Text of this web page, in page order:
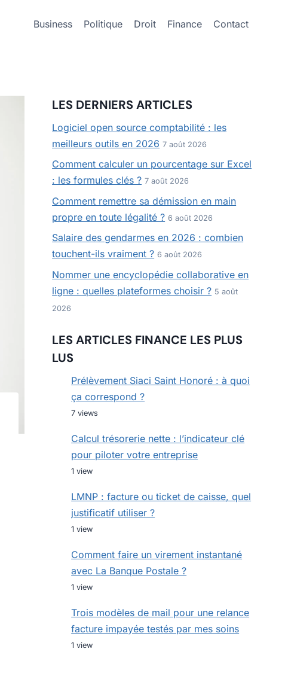
Business Politique Droit Finance Contact
LES DERNIERS ARTICLES
Logiciel open source comptabilité : les
meilleurs outils en 2026 7 août 2026
Comment calculer un pourcentage sur Excel
: les formules clés ? 7 août 2026
Comment remettre sa démission en main
propre en toute légalité ? 6 août 2026
Salaire des gendarmes en 2026 : combien
touchent-ils vraiment ? 6 août 2026
Nommer une encyclopédie collaborative en
ligne : quelles plateformes choisir ? 5 août
2026
LES ARTICLES FINANCE LES PLUS
LUS
Prélèvement Siaci Saint Honoré : à quoi
ça correspond ?
7 views
Calcul trésorerie nette : l’indicateur clé
pour piloter votre entreprise
1 view
LMNP : facture ou ticket de caisse, quel
justificatif utiliser ?
1 view
Comment faire un virement instantané
avec La Banque Postale ?
1 view
Trois modèles de mail pour une relance
facture impayée testés par mes soins
1 view